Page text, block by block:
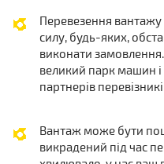
Перевезення
силу, будь-яких,
виконати
великий парк машин
партнерів
Вантаж може бути
викрадений під час